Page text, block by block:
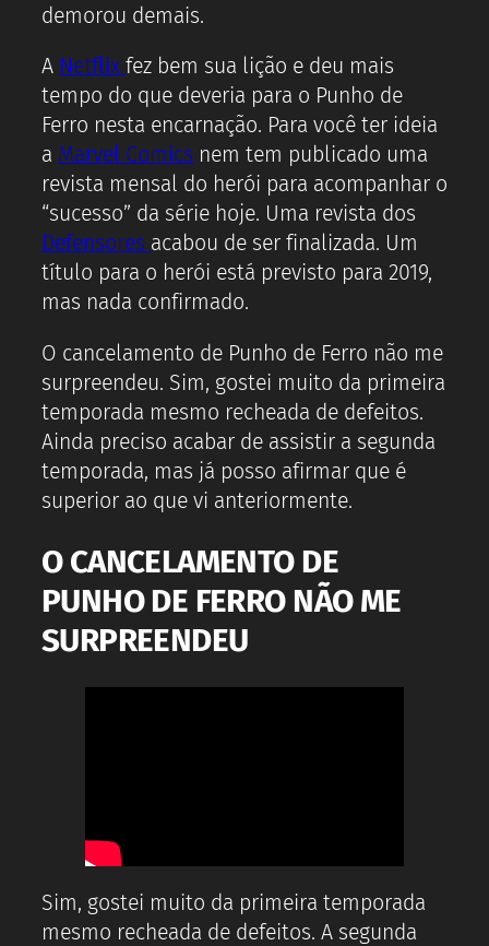
demorou demais.
A Netflix fez bem sua lição e deu mais
tempo do que deveria para o Punho de
Ferro nesta encarnação. Para você ter ideia
a Marvel Comics nem tem publicado uma
revista mensal do herói para acompanhar o
“sucesso” da série hoje. Uma revista dos
Defensores acabou de ser finalizada. Um
título para o herói está previsto para 2019,
mas nada confirmado.
O cancelamento de Punho de Ferro não me
surpreendeu. Sim, gostei muito da primeira
temporada mesmo recheada de defeitos.
Ainda preciso acabar de assistir a segunda
temporada, mas já posso afirmar que é
superior ao que vi anteriormente.
O CANCELAMENTO DE
PUNHO DE FERRO NÃO ME
SURPREENDEU
Sim, gostei muito da primeira temporada
mesmo recheada de defeitos. A segunda